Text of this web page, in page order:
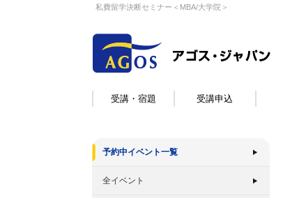
私費留学決断セミナー＜MBA/大学院＞
受講・宿題 受講申込
予約中イベント一覧
全イベント